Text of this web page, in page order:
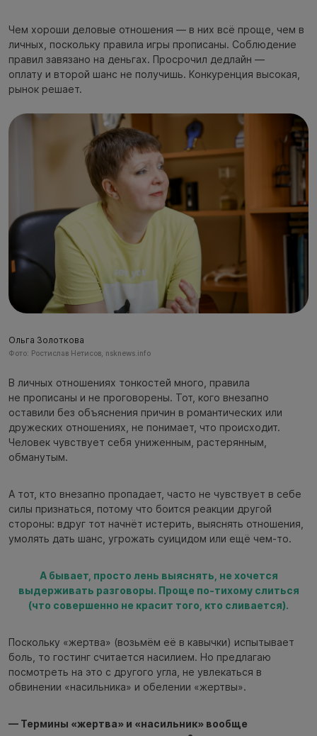
Чем хороши деловые отношения — в них всё проще, чем в
личных, поскольку правила игры прописаны. Соблюдение
правил завязано на деньгах. Просрочил дедлайн —
оплату и второй шанс не получишь. Конкуренция высокая,
рынок решает.
Ольга Золоткова
Фото: Ростислав Нетисов, nsknews.info
В личных отношениях тонкостей много, правила
не прописаны и не проговорены. Тот, кого внезапно
оставили без объяснения причин в романтических или
дружеских отношениях, не понимает, что происходит.
Человек чувствует себя униженным, растерянным,
обманутым.
А тот, кто внезапно пропадает, часто не чувствует в себе
силы признаться, потому что боится реакции другой
стороны: вдруг тот начнёт истерить, выяснять отношения,
умолять дать шанс, угрожать суицидом или ещё чем-то.
А бывает, просто лень выяснять, не хочется
выдерживать разговоры. Проще по-тихому слиться
(что совершенно не красит того, кто сливается).
Поскольку «жертва» (возьмём её в кавычки) испытывает
боль, то гостинг считается насилием. Но предлагаю
посмотреть на это с другого угла, не увлекаться в
обвинении «насильника» и обелении «жертвы».
— Термины «жертва» и «насильник» вообще